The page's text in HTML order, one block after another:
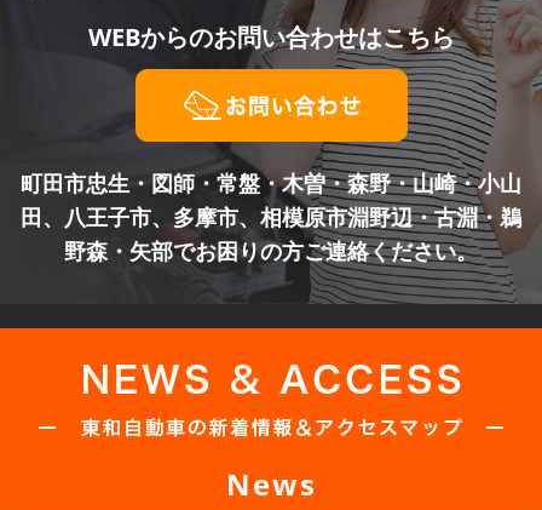
WEBからのお問い合わせはこちら
町田市忠生・図師・常盤・木曽・森野・山崎・小山
田、八王子市、多摩市、 相模原市淵野辺・古淵・鵜
野森・矢部でお困りの方ご連絡ください。
News